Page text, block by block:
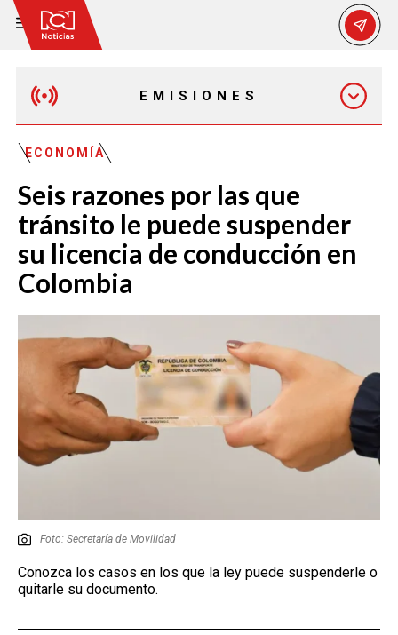
EMISIONES
EMISIÓN 12:30 PM
EMISIÓN 7:00 PM
ECONOMÍA
Seis razones por las que
tránsito le puede suspender
su licencia de conducción en
Colombia
Foto: Secretaría de Movilidad
Conozca los casos en los que la ley puede suspenderle o
quitarle su documento.